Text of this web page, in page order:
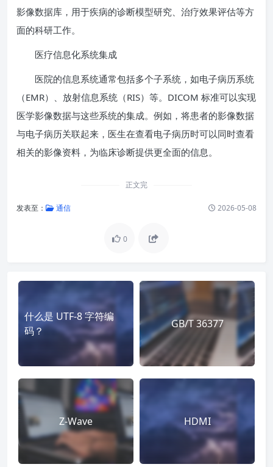
影像数据库，用于疾病的诊断模型研究、治疗效果评估等方
面的科研工作。
医疗信息化系统集成
医院的信息系统通常包括多个子系统，如电子病历系统
（EMR）、放射信息系统（RIS）等。DICOM 标准可以实现
医学影像数据与这些系统的集成。例如，将患者的影像数据
与电子病历关联起来，医生在查看电子病历时可以同时查看
相关的影像资料，为临床诊断提供更全面的信息。
正文完
发表至： 通信 2026-05-08
0
什么是 UTF-8 字符编
码？
GB/T 36377
Z-Wave HDMI